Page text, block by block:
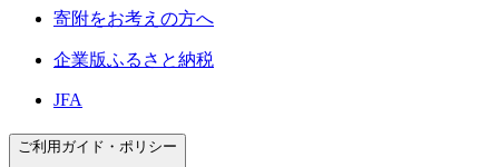
寄附をお考えの方へ
企業版ふるさと納税
JFA
ご利用ガイド・ポリシー